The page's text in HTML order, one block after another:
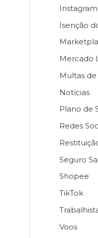
Instagram
Isenção
Mercado
Multas de
Notícias
Plano de
Redes
Seguro
Shopee
TikTok
Voos